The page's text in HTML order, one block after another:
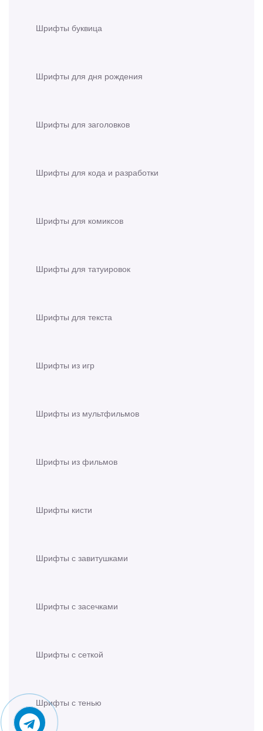
Шрифты буквица
Шрифты для дня рождения
Шрифты для заголовков
Шрифты для кода и разработки
Шрифты для комиксов
Шрифты для татуировок
Шрифты для текста
Шрифты из игр
Шрифты из мультфильмов
Шрифты из фильмов
Шрифты кисти
Шрифты с завитушками
Шрифты с засечками
Шрифты с сеткой
Шрифты с тенью